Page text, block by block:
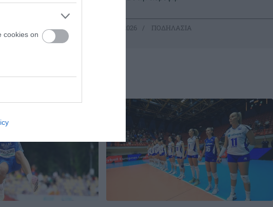
cookies on
21.06.2026 ΠΟΔΗΛΑΣΙΑ